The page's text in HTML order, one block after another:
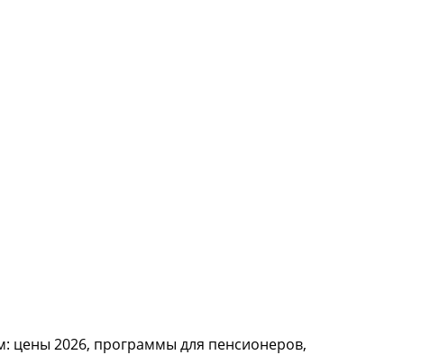
цены 2026, программы для пенсионеров,